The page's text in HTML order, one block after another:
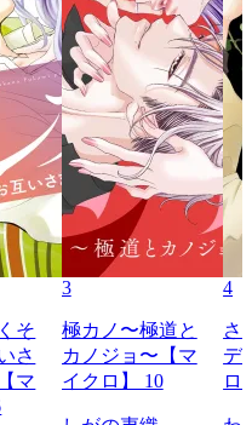
そ
さ
マ
3
極カノ〜極道と
カノジョ〜【マ
イクロ】 10
4
さ
デ
ロ